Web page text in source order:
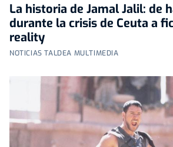
La historia de Jamal Jalil: de
durante la crisis de Ceuta a
reality
NOTICIAS TALDEA MULTIMEDIA